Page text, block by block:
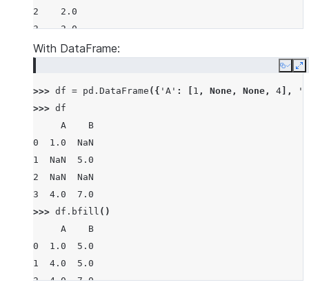
2    2.0
3    2.0
dtype: float64
With DataFrame:
Copy
>>> df = pd . DataFrame ({ 'A' : 1 , None , None , 4 ],
>>> df
     A    B
0  1.0  NaN
1  NaN  5.0
2  NaN  NaN
3  4.0  7.0
>>> df . bfill ()
     A    B
0  1.0  5.0
1  4.0  5.0
2  4.0  7.0